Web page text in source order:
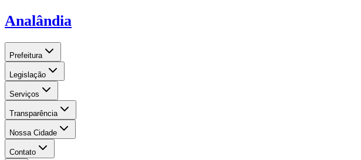
Analândia
Prefeitura
Legislação
Serviços
Transparência
Nossa Cidade
Contato